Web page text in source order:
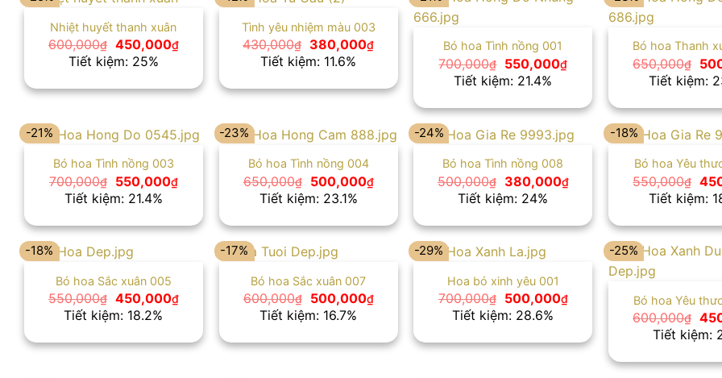
Nhiệt huyết thanh xuân
600,000₫ Giá
gốc
là:
450,000₫Giá
hiện
450,000₫.
Tiết kiệm: 25%
Tình yêu nhiệm màu 003
430,000₫
Giá
gốc
là:
380,000₫Giá
380,000₫.
Tiết kiệm: 11.6%
Bó hoa Tình nồng 001
700,000₫
Giá
gốc
là:
550,000₫Giá
550,000₫.
Tiết kiệm: 21.4%
Bó hoa Thanh
650,000₫
Giá
gốc
là:
Tiết kiệm:
-21%
Bó hoa Tình nồng 003
700,000₫
Giá
gốc
là:
550,000₫Giá
hiện
550,000₫.
Tiết kiệm: 21.4%
-23%
Bó hoa Tình nồng 004
650,000₫
Giá
gốc
là:
500,000₫Giá
hiện
500,000₫.
Tiết kiệm: 23.1%
-24%
Bó hoa Tình nồng 008
500,000₫
Giá
gốc
là:
380,000₫Giá
hiện
380,000₫.
Tiết kiệm: 24%
-18%
Bó hoa Yêu
550,000₫ Giá
gốc
là:
Tiết kiệm:
-18%
Bó hoa Sắc xuân 005
550,000₫ Giá
gốc
là:
450,000₫Giá
hiện
450,000₫.
Tiết kiệm: 18.2%
-17%
Bó hoa Sắc xuân 007
600,000₫
Giá
gốc
là:
500,000₫Giá
hiện
500,000₫.
Tiết kiệm: 16.7%
-29%
Hoa bó xinh yêu 001
700,000₫
Giá
gốc
là:
500,000₫Giá
hiện
500,000₫.
Tiết kiệm: 28.6%
-25%
Bó hoa Yêu
600,000₫ Giá
gốc
là:
Tiết kiệm: